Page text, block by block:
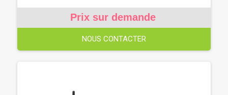
Prix sur demande
NOUS CONTACTER